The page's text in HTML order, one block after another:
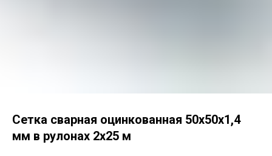
Сетка сварная оцинкованная 50х50х1,4
мм в рулонах 2х25 м